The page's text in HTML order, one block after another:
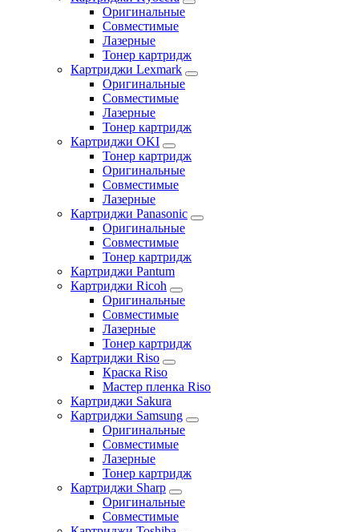
Оригинальные
Совместимые
Лазерные
Тонер картридж
Картриджи Lexmark
Оригинальные
Совместимые
Лазерные
Тонер картридж
Картриджи OKI
Тонер картридж
Оригинальные
Совместимые
Лазерные
Картриджи Panasonic
Оригинальные
Совместимые
Тонер картридж
Картриджи Pantum
Картриджи Ricoh
Оригинальные
Совместимые
Лазерные
Тонер картридж
Картриджи Riso
Краска Riso
Мастер пленка Riso
Картриджи Sakura
Картриджи Samsung
Оригинальные
Совместимые
Лазерные
Тонер картридж
Картриджи Sharp
Оригинальные
Совместимые